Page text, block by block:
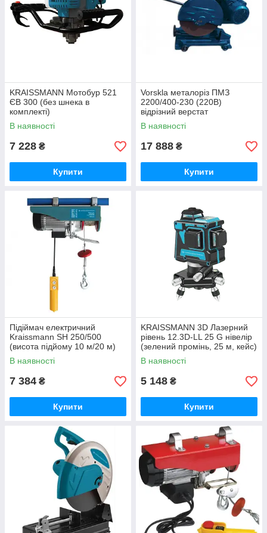
KRAISSMANN Мотобур 521
ЄВ 300 (без шнека в
комплекті)
В наявності
7 228 ₴
Купити
Vorskla металоріз ПМЗ
2200/400-230 (220В)
відрізний верстат
В наявності
17 888 ₴
Купити
Підіймач електричний
Kraissmann SH 250/500
(висота підйому 10 м/20 м)
В наявності
7 384 ₴
Купити
KRAISSMANN 3D Лазерний
рівень 12.3D-LL 25 G нівелір
(зелений промінь, 25 м, кейс)
В наявності
5 148 ₴
Купити